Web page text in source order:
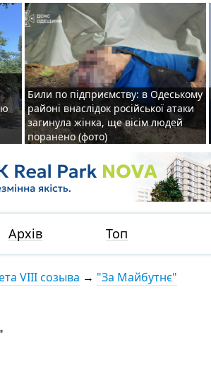
Били по підприємству: в Одеському
районі внаслідок російської атаки
загинула жінка, ще вісім людей
поранено (фото)
Архів Топ
VIII созыва → "За Майбутнє"